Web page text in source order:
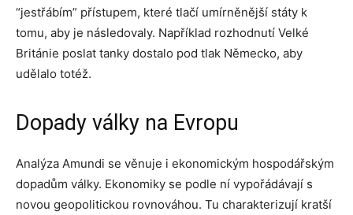
“jestřábím” přístupem, které tlačí umírněnější státy k
tomu, aby je následovaly. Například rozhodnutí Velké
Británie poslat tanky dostalo pod tlak Německo, aby
udělalo totéž.
Dopady války na Evropu
Analýza Amundi se věnuje i ekonomickým hospodářským
dopadům války. Ekonomiky se podle ní vypořádávají s
novou geopolitickou rovnováhou. Tu charakterizují kratší